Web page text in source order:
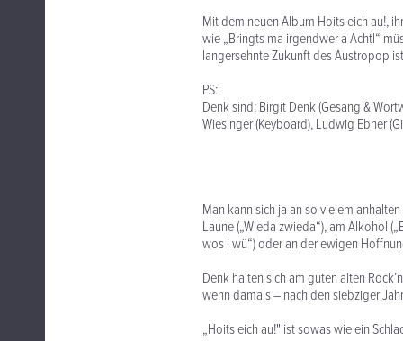
Mit dem neuen Album Hoits eich au!,
wie „Bringts ma irgendwer a Achtl“
langersehnte Zukunft des Austropop
PS:
Denk sind: Birgit Denk (Gesang &
Wiesinger (Keyboard), Ludwig Ebner
Man kann sich ja an so vielem
Laune („Wieda zwieda“), am Alkohol
wos i wü“) oder an der ewigen
Denk halten sich am guten alten
wenn damals – nach den siebziger
„Hoits eich au!" ist sowas wie ein